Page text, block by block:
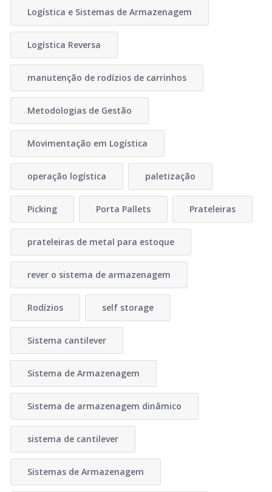
Logística e Sistemas de Armazenagem
Logística Reversa
manutenção de rodízios de carrinhos
Metodologias de Gestão
Movimentação em Logística
operação logística paletização
Picking Porta Pallets Prateleiras
prateleiras de metal para estoque
rever o sistema de armazenagem
Rodízios self storage
Sistema cantilever
Sistema de Armazenagem
Sistema de armazenagem dinâmico
sistema de cantilever
Sistemas de Armazenagem